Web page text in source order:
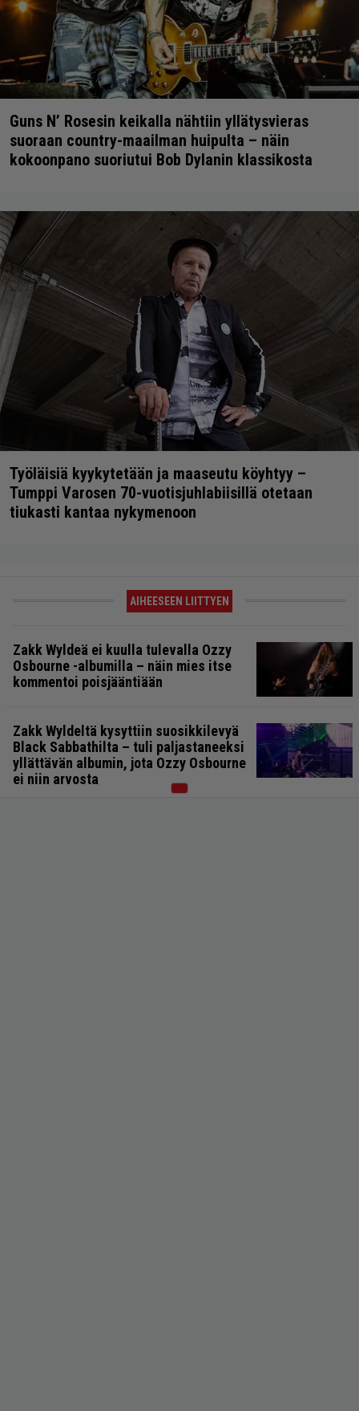
Guns N’ Rosesin keikalla nähtiin yllätysvieras
suoraan country-maailman huipulta – näin
kokoonpano suoriutui Bob Dylanin klassikosta
Työläisiä kyykytetään ja maaseutu köyhtyy –
Tumppi Varosen 70-vuotisjuhlabiisillä otetaan
tiukasti kantaa nykymenoon
AIHEESEEN LIITTYEN
Zakk Wyldeä ei kuulla tulevalla Ozzy
Osbourne -albumilla – näin mies itse
kommentoi poisjääntiään
Zakk Wyldeltä kysyttiin suosikkilevyä
Black Sabbathilta – tuli paljastaneeksi
yllättävän albumin, jota Ozzy Osbourne
ei niin arvosta